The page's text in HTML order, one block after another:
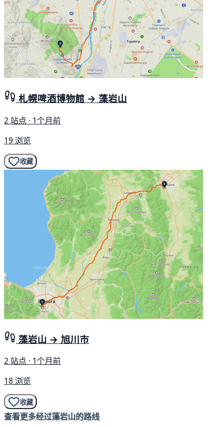
札幌啤酒博物館 → 藻岩山
2 站点 · 1个月前
19 浏览
收藏
藻岩山 → 旭川市
2 站点 · 1个月前
18 浏览
收藏
查看更多经过藻岩山的路线